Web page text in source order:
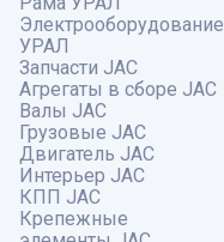
Электрооборудование
УРАЛ
Запчасти JAC
Агрегаты в сборе JAC
Валы JAC
Грузовые JAC
Двигатель JAC
Интерьер JAC
КПП JAC
Крепежные